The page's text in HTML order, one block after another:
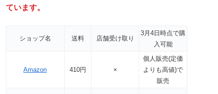
ています。
ショップ名 送料 店舗受け取り
3月4日時点で購
入可能
Amazon 410円 ×
個人販売(定価
よりも高値)で
販売